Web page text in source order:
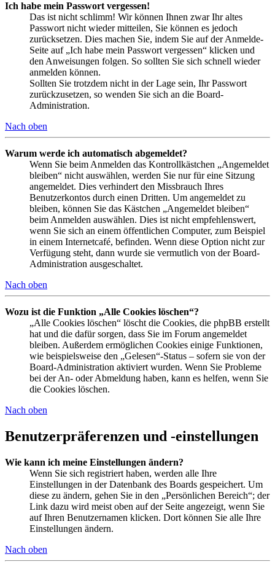
Ich habe mein Passwort vergessen!
Das ist nicht schlimm! Wir können Ihnen zwar Ihr altes
Passwort nicht wieder mitteilen, Sie können es jedoch
zurücksetzen. Dies machen Sie, indem Sie auf der Anmelde-
Seite auf „Ich habe mein Passwort vergessen“ klicken und
den Anweisungen folgen. So sollten Sie sich schnell wieder
anmelden können.
Sollten Sie trotzdem nicht in der Lage sein, Ihr Passwort
zurückzusetzen, so wenden Sie sich an die Board-
Administration.
Nach oben
Warum werde ich automatisch abgemeldet?
Wenn Sie beim Anmelden das Kontrollkästchen „Angemeldet
bleiben“ nicht auswählen, werden Sie nur für eine Sitzung
angemeldet. Dies verhindert den Missbrauch Ihres
Benutzerkontos durch einen Dritten. Um angemeldet zu
bleiben, können Sie das Kästchen „Angemeldet bleiben“
beim Anmelden auswählen. Dies ist nicht empfehlenswert,
wenn Sie sich an einem öffentlichen Computer, zum Beispiel
in einem Internetcafé, befinden. Wenn diese Option nicht zur
Verfügung steht, dann wurde sie vermutlich von der Board-
Administration ausgeschaltet.
Nach oben
Wozu ist die Funktion „Alle Cookies löschen“?
„Alle Cookies löschen“ löscht die Cookies, die phpBB erstellt
hat und die dafür sorgen, dass Sie im Forum angemeldet
bleiben. Außerdem ermöglichen Cookies einige Funktionen,
wie beispielsweise den „Gelesen“-Status – sofern sie von der
Board-Administration aktiviert wurden. Wenn Sie Probleme
bei der An- oder Abmeldung haben, kann es helfen, wenn Sie
die Cookies löschen.
Nach oben
Benutzerpräferenzen und -einstellungen
Wie kann ich meine Einstellungen ändern?
Wenn Sie sich registriert haben, werden alle Ihre
Einstellungen in der Datenbank des Boards gespeichert. Um
diese zu ändern, gehen Sie in den „Persönlichen Bereich“; der
Link dazu wird meist oben auf der Seite angezeigt, wenn Sie
auf Ihren Benutzernamen klicken. Dort können Sie alle Ihre
Einstellungen ändern.
Nach oben